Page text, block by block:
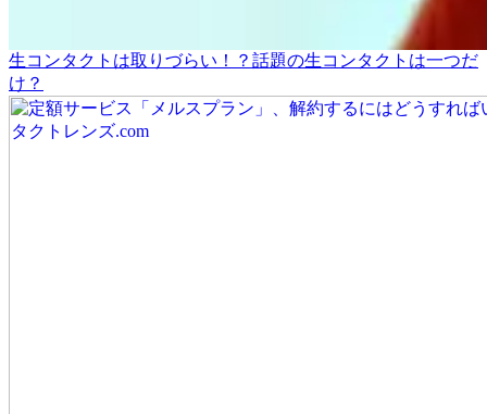
生コンタクトは取りづらい！？話題の生コンタクトは一つだ
け？